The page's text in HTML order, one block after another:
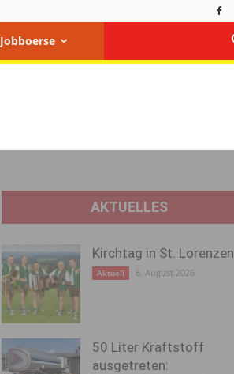
Jobboerse
AKTUELLES
Kirchtag in St. Lorenzen
Aktuell 6. August 2026
50 Liter Kraftstoff
ausgetreten: